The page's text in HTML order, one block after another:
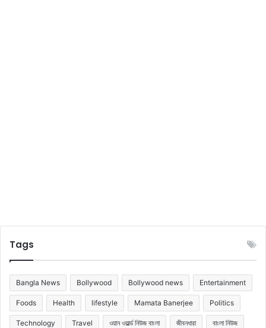
Tags
Bangla News Bollywood Bollywood news Entertainment
Foods Health lifestyle Mamata Banerjee Politics
Technology Travel ওয়ান ওয়ার্ল্ড নিউজ বাংলা জীবনধারা বাংলা নিউজ